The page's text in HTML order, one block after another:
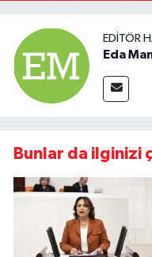
EDITÖR
Eda
Bunlar da ilginizi